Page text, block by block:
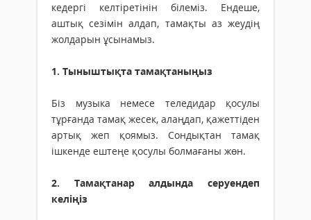
кедергі келтіретінін білеміз. Ендеше,
аштық сезімін алдап, тамақты аз жеудің
жолдарын ұсынамыз.
1. Тыныштықта тамақтаныңыз
Біз музыка немесе теледидар қосулы
тұрғанда тамақ жесек, алаңдап, қажеттіден
артық жеп қоямыз. Сондықтан тамақ
ішкенде ештеңе қосулы болмағаны жөн.
2. Тамақтанар алдында серуендеп
келіңіз